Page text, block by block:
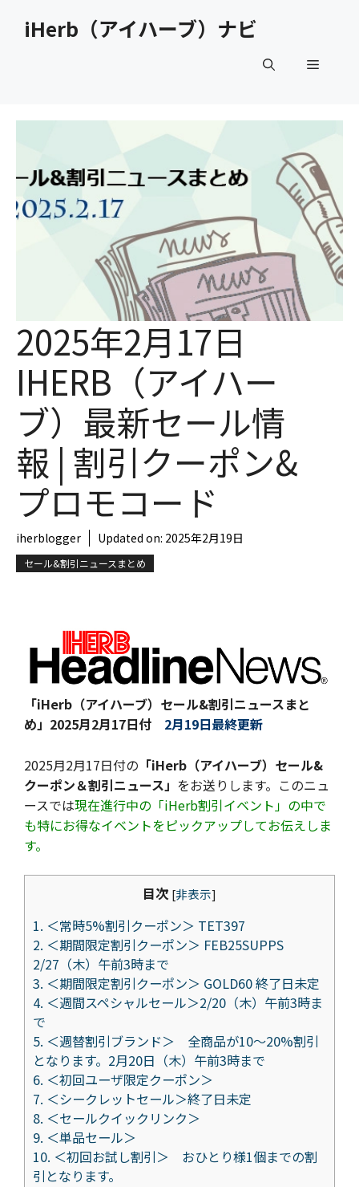
iHerb（アイハーブ）ナビ
メ
ー
2025年2月17日
IHERB（アイハー
ブ）最新セール情
報 | 割引クーポン&
プロモコード
iherblogger Updated on: 2025年2月19日
セール&割引ニュースまとめ
「iHerb（アイハーブ）セール&割引ニュースまと
め」 2025月2月17日付 2月19日最終更新
2025月2月17日付の 「iHerb（アイハーブ）セール&
クーポン＆割引ニュース」 をお送りします。このニュ
ースでは現在進行中の「iHerb割引イベント」の中で
も特にお得なイベントをピックアップしてお伝えしま
す。
目次 [非表示]
1. ＜常時5%割引クーポン＞ TET397
2. ＜期間限定割引クーポン＞ FEB25SUPPS
2/27（木）午前3時まで
3. ＜期間限定割引クーポン＞ GOLD60 終了日未定
4. ＜週間スペシャルセール＞2/20（木）午前3時ま
で
5. ＜週替割引ブランド＞ 全商品が10～20%割引
となります。2月20日（木）午前3時まで
6. ＜初回ユーザ限定クーポン＞
7. ＜シークレットセール＞終了日未定
8. ＜セールクイックリンク＞
9. ＜単品セール＞
10. ＜初回お試し割引＞ おひとり様1個までの割
引となります。